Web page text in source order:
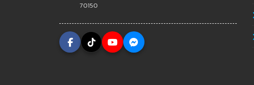
70150